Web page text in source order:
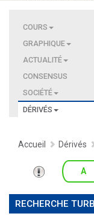
COURS
GRAPHIQUE
ACTUALITÉ
CONSENSUS
SOCIÉTÉ
DÉRIVÉS
Accueil Dérivés
A
RECHERCHE